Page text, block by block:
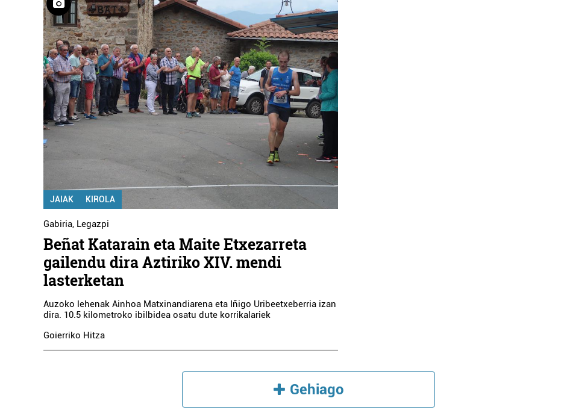
JAIAK KIROLA
Gabiria, Legazpi
Beñat Katarain eta Maite Etxezarreta
gailendu dira Aztiriko XIV. mendi
lasterketan
Auzoko lehenak Ainhoa Matxinandiarena eta Iñigo Uribeetxeberria izan
dira. 10.5 kilometroko ibilbidea osatu dute korrikalariek
Goierriko Hitza
Gehiago